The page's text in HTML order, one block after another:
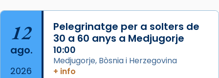
12
ago.
2026
Pelegrinatge per a solters de
30 a 60 anys a Medjugorje
10:00
Medjugorje, Bòsnia i Herzegovina
+ info